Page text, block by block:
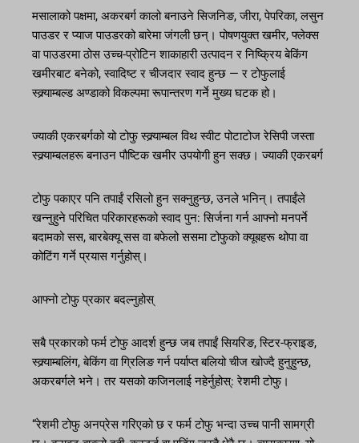
मसालाको पक्षमा, अकरबर्ग कालो बनाउने सिजनिङ, जीरा, पेपरिका, लसुन
पाउडर र प्याज पाउडरको बारेमा जंगली छन्। पोषणयुक्त खमीर, फ्लेक्स
वा पाउडरमा ठोस उच्च-प्रोटिन शाकाहारी उत्पादन र निष्क्रिय बेकिंग
खमीरबाट बनेको, स्वादिष्ट र चीजदार स्वाद हुन्छ — र टोफुलाई
स्क्र्याम्बल्ड अण्डाको विकल्पमा रूपान्तरण गर्ने मुख्य घटक हो।
ज्याकी एकरबर्गको यो टोफु स्क्र्याम्बल विथ स्वीट पोटाटोज रेसिपी जस्ता
स्क्र्याम्बलहरू बनाउन पौष्टिक खमीर उपयोगी हुन सक्छ। ज्याकी एकरबर्ग
टोफु पकाएर पनि तपाईं रसिलो हुन सक्नुहुन्छ, उनले भनिन्। तपाईंले
खन्नुहुने परिचित परिकारहरूको स्वाद पुन: सिर्जना गर्न आफ्नो मनपर्ने
बदामको सस, बारबेक्यू सस वा बफेलो ससमा टोफुको क्यूबहरू थोपा वा
कोटिंग गर्ने प्रयास गर्नुहोस्।
आफ्नो टोफु प्रकार बदल्नुहोस्
सबै प्रकारको फर्म टोफु आदर्श हुन्छ जब तपाईं सियरिङ, स्टिर-फ्राइङ,
स्क्र्याम्बलिंग, बेकिंग वा ग्रिलिङ गर्न पर्याप्त बलियो चीज खोज्दै हुनुहुन्छ,
अकरबर्गले भने। तर यसको कजिनलाई नहेर्नुहोस्: रेशमी टोफु।
“रेशमी टोफु अनप्रेस गरिएको छ र फर्म टोफु भन्दा उच्च पानी सामग्री